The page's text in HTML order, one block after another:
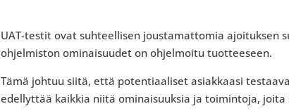
UAT-testit ovat suhteellisen joustamattomia ajoituksen
ohjelmiston ominaisuudet on ohjelmoitu tuotteeseen.
Tämä johtuu siitä, että potentiaaliset asiakkaasi
edellyttää kaikkia niitä ominaisuuksia ja toimintoja,